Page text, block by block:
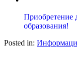
образования!
Posted in: